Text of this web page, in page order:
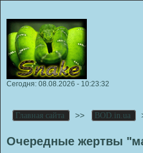
Сегодня: 08.08.2026 - 10:23:32
Главная сайта >> BOD.in.ua
Очередные жертвы